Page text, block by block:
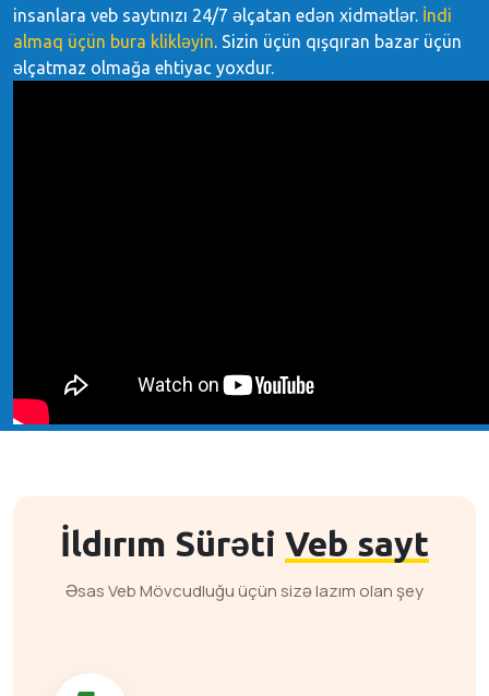
insanlara veb saytınızı 24/7 əlçatan edən xidmətlər. İndi
almaq üçün bura klikləyin. Sizin üçün qışqıran bazar üçün
əlçatmaz olmağa ehtiyac yoxdur.
İldırım Sürəti Veb sayt
Əsas Veb Mövcudluğu üçün sizə lazım olan şey